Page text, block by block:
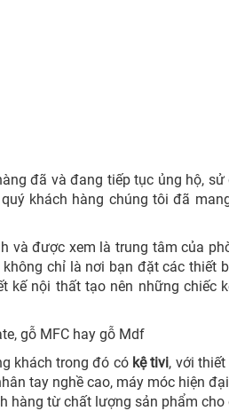
đã và đang tiếp tục ủng hộ, sử
khách hàng chúng tôi đã
được xem là trung tâm của
chỉ là nơi bạn đặt các thiết
nội thất tạo nên những chiếc
gỗ MFC hay gỗ Mdf
khách trong đó có kệ tivi, với
tay nghề cao, máy móc hiện
hàng từ chất lượng sản phẩm